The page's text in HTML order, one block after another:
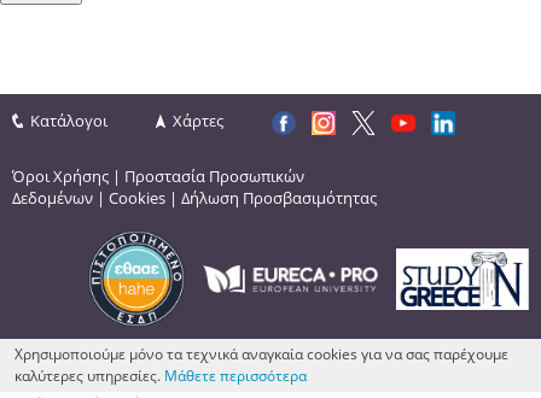
Κατάλογοι Χάρτες
Όροι Χρήσης | Προστασία Προσωπικών
Δεδομένων | Cookies | Δήλωση Προσβασιμότητας
Χρησιμοποιούμε μόνο τα τεχνικά αναγκαία cookies για να σας παρέχουμε
καλύτερες υπηρεσίες. Μάθετε περισσότερα